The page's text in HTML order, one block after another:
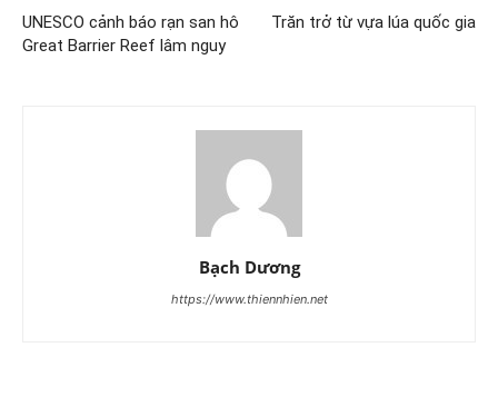
UNESCO cảnh báo rạn san hô
Great Barrier Reef lâm nguy
Trăn trở từ vựa lúa quốc gia
Bạch Dương
https://www.thiennhien.net